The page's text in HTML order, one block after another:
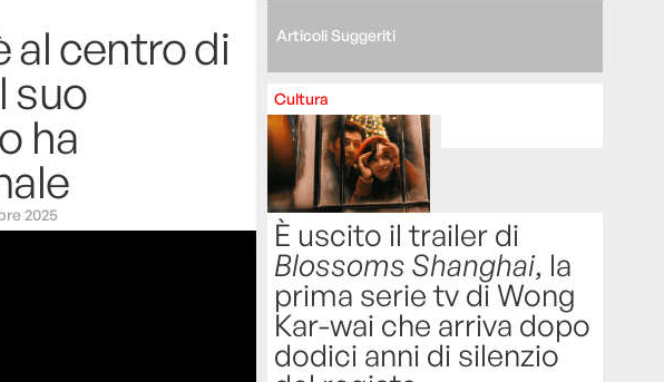
al centro di
suo
ha
2025
Articoli Suggeriti
Cultura
È uscito il trailer di
Blossoms Shanghai, la
prima serie tv di Wong
Kar-wai che arriva dopo
dodici anni di silenzio